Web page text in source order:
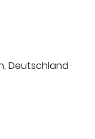
Deutschland